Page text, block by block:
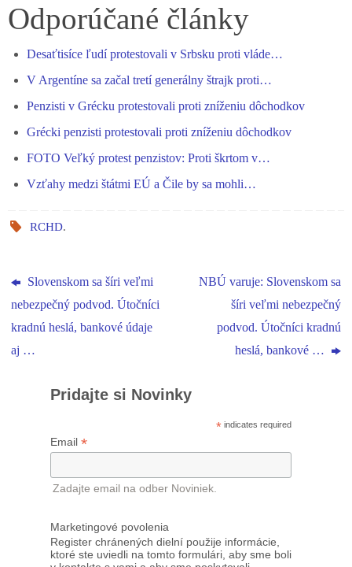
bo
ok
se
er
ts
pp
gr
m
ed
re
Odporúčané články
Desaťtisíce ľudí protestovali v Srbsku proti vláde…
V Argentíne sa začal tretí generálny štrajk proti…
Penzisti v Grécku protestovali proti zníženiu dôchodkov
Grécki penzisti protestovali proti zníženiu dôchodkov
FOTO Veľký protest penzistov: Proti škrtom v…
Vzťahy medzi štátmi EÚ a Čile by sa mohli…
RCHD.
Slovenskom sa šíri veľmi
nebezpečný podvod. Útočníci
kradnú heslá, bankové údaje
aj …
NBÚ varuje: Slovenskom sa
šíri veľmi nebezpečný
podvod. Útočníci kradnú
heslá, bankové …
Pridajte si Novinky
* indicates required
Email *
Zadajte email na odber Noviniek.
Marketingové povolenia
Register chránených dielní použije informácie,
ktoré ste uviedli na tomto formulári, aby sme boli